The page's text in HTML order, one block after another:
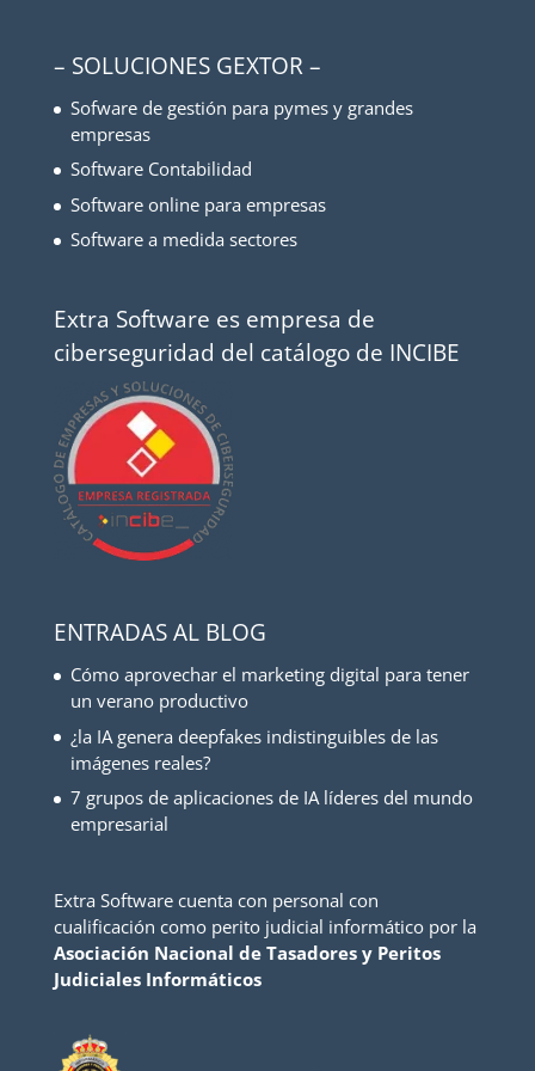
– SOLUCIONES GEXTOR –
Sofware de gestión para pymes y grandes
empresas
Software Contabilidad
Software online para empresas
Software a medida sectores
Extra Software es empresa de
ciberseguridad del catálogo de INCIBE
ENTRADAS AL BLOG
Cómo aprovechar el marketing digital para tener
un verano productivo
¿la IA genera deepfakes indistinguibles de las
imágenes reales?
7 grupos de aplicaciones de IA líderes del mundo
empresarial
Extra Software cuenta con personal con
cualificación como perito judicial informático por la
Asociación Nacional de Tasadores y Peritos
Judiciales Informáticos